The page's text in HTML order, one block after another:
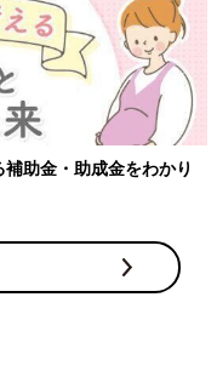
助金・助成金をわかり